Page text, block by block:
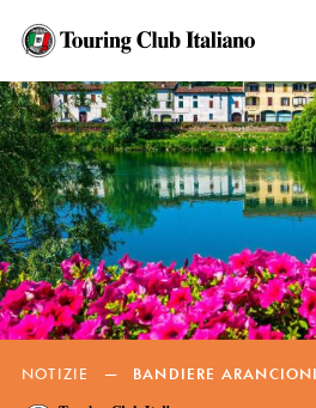
NOTIZIE — BANDIERE ARANCIONI